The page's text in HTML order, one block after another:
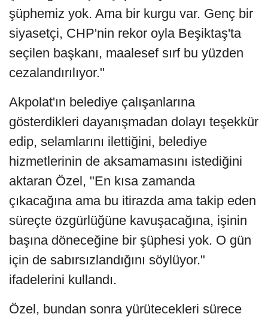
şüphemiz yok. Ama bir kurgu var. Genç bir
siyasetçi, CHP'nin rekor oyla Beşiktaş'ta
seçilen başkanı, maalesef sırf bu yüzden
cezalandırılıyor."
Akpolat'ın belediye çalışanlarına
gösterdikleri dayanışmadan dolayı teşekkür
edip, selamlarını ilettiğini, belediye
hizmetlerinin de aksamamasını istediğini
aktaran Özel, "En kısa zamanda
çıkacağına ama bu itirazda ama takip eden
süreçte özgürlüğüne kavuşacağına, işinin
başına döneceğine bir şüphesi yok. O gün
için de sabırsızlandığını söylüyor."
ifadelerini kullandı.
Özel, bundan sonra yürütecekleri sürece